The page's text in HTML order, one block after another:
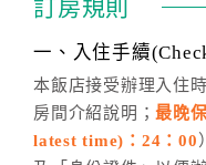
話方式異動訂單。
※非客服時間之申辦
五、客服時間
週一至週日，上午
六、聯絡方式
訂房規則
一、入住手續
本飯店接受辦理入住
房間介紹說明；最晚
latest time)：24：00